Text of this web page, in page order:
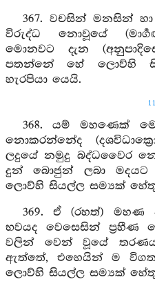
367. වචසින් මනසින්
විරුද්ධ නොවූයේ
මොනවට දැන
පතන්නේ හේ ලොව්හි
හැරපියා යෙයි.
368. යම් මහණෙක්
නොකරන්නේද
ලදුයේ නමුදු බද්ධවෛර
දුන් බොජුන් ලබා
ලොව්හි සියල්ල සම්‍යක්
369. ඒ (රහත්) මහණ
භවයද වෙසෙසින් ප්‍රහීණ
වලින් වෙන් වූයේ තරණය
ඇත්තේ, එහෙයින් ම
ලොව්හි සියල්ල සම්‍යක්